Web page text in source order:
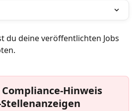
du deine veröffentlichten Jobs
Hinweis